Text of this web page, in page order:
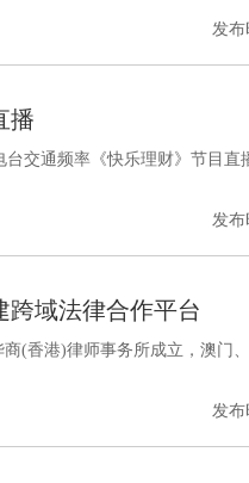
发布
播
交通频率《快乐理财》节目直
发布
跨域法律合作平台
(香港)律师事务所成立，澳门
发布